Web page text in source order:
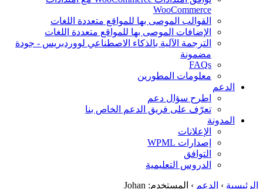
WooCommerce
القوالب الموصى بها للمواقع متعددة اللغات
الإضافات الموصى بها للمواقع متعددة اللغات
الترجمة الآلية بالذكاء الاصطناعي لووردبريس - جودة
مضمونة
FAQs
معلومات المطورين
الدعم
اطرح سؤال دعم
تعرّف على فريق الدعم الخاص بنا
المدونة
الإعلانات
إصدارات WPML
التوافق
الدروس التعليمية
الرئيسية › الدعم › المستخدم: Johan